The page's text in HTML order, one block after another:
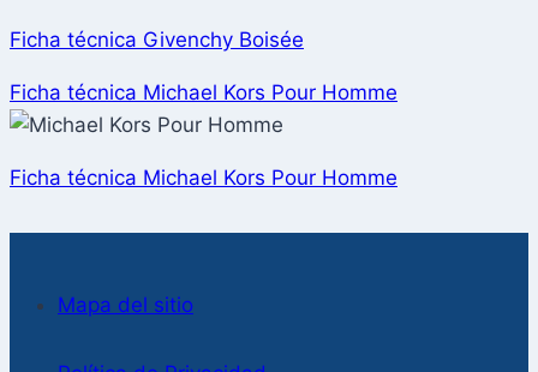
Ficha técnica Givenchy Boisée
Ficha técnica Michael Kors Pour Homme
Ficha técnica Michael Kors Pour Homme
Mapa del sitio